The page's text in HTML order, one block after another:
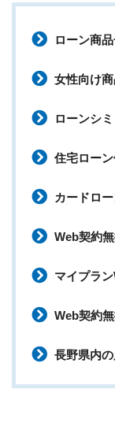
ローン商
女性向け
ローンシ
住宅ロー
カードロ
Web契約
マイプラ
Web契約
長野県内